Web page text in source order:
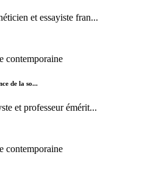
et essayiste fran...
contemporaine
de la so...
et professeur émérit...
contemporaine